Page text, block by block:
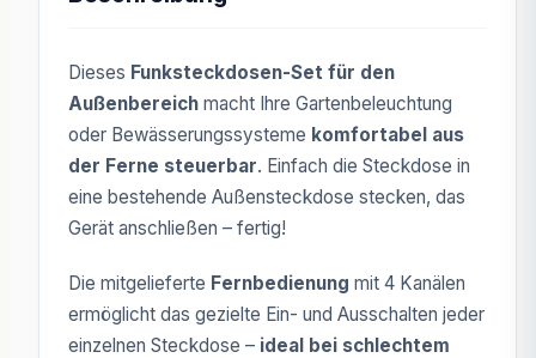
Dieses Funksteckdosen-Set für den
Außenbereich macht Ihre Gartenbeleuchtung
oder Bewässerungssysteme komfortabel aus
der Ferne steuerbar. Einfach die Steckdose in
eine bestehende Außensteckdose stecken, das
Gerät anschließen – fertig!
Die mitgelieferte Fernbedienung mit 4 Kanälen
ermöglicht das gezielte Ein- und Ausschalten jeder
einzelnen Steckdose – ideal bei schlechtem